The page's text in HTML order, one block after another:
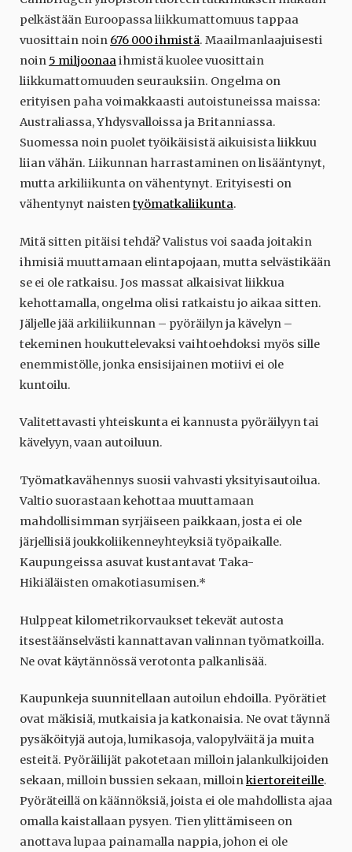
pelkästään Euroopassa liikkumattomuus tappaa
vuosittain noin 676 000 ihmistä. Maailmanlaajuisesti
noin 5 miljoonaaihmistä kuolee vuosittain
liikkumattomuuden seurauksiin. Ongelma on
erityisen paha voimakkaasti autoistuneissa maissa:
Australiassa, Yhdysvalloissa ja Britanniassa.
Suomessa noin puolet työikäisistä aikuisista liikkuu
liian vähän. Liikunnan harrastaminen on lisääntynyt,
mutta arkiliikunta on vähentynyt. Erityisesti on
vähentynyt naistentyömatkaliikunta.
Mitä sitten pitäisi tehdä? Valistus voi saada joitakin
ihmisiä muuttamaan elintapojaan, mutta selvästikään
se ei ole ratkaisu. Jos massat alkaisivat liikkua
kehottamalla, ongelma olisi ratkaistu jo aikaa sitten.
Jäljelle jää arkiliikunnan – pyöräilyn ja kävelyn –
tekeminen houkuttelevaksi vaihtoehdoksi myös sille
enemmistölle, jonka ensisijainen motiivi ei ole
kuntoilu.
Valitettavasti yhteiskunta ei kannusta pyöräilyyn tai
kävelyyn, vaan autoiluun.
Työmatkavähennys suosii vahvasti yksityisautoilua.
Valtio suorastaan kehottaa muuttamaan
mahdollisimman syrjäiseen paikkaan, josta ei ole
järjellisiä joukkoliikenneyhteyksiä työpaikalle.
Kaupungeissa asuvat kustantavat Taka-
Hikiäläisten omakotiasumisen.*
Hulppeat kilometrikorvaukset tekevät autosta
itsestäänselvästi kannattavan valinnan työmatkoilla.
Ne ovat käytännössä verotonta palkanlisää.
Kaupunkeja suunnitellaan autoilun ehdoilla. Pyörätiet
ovat mäkisiä, mutkaisia ja katkonaisia. Ne ovat täynnä
pysäköityjä autoja, lumikasoja, valopylväitä ja muita
esteitä. Pyöräilijät pakotetaan milloin jalankulkijoiden
sekaan, milloin bussien sekaan, milloinkiertoreiteille.
Pyöräteillä on käännöksiä, joista ei ole mahdollista ajaa
omalla kaistallaan pysyen. Tien ylittämiseen on
anottava lupaa painamalla nappia, johon ei ole